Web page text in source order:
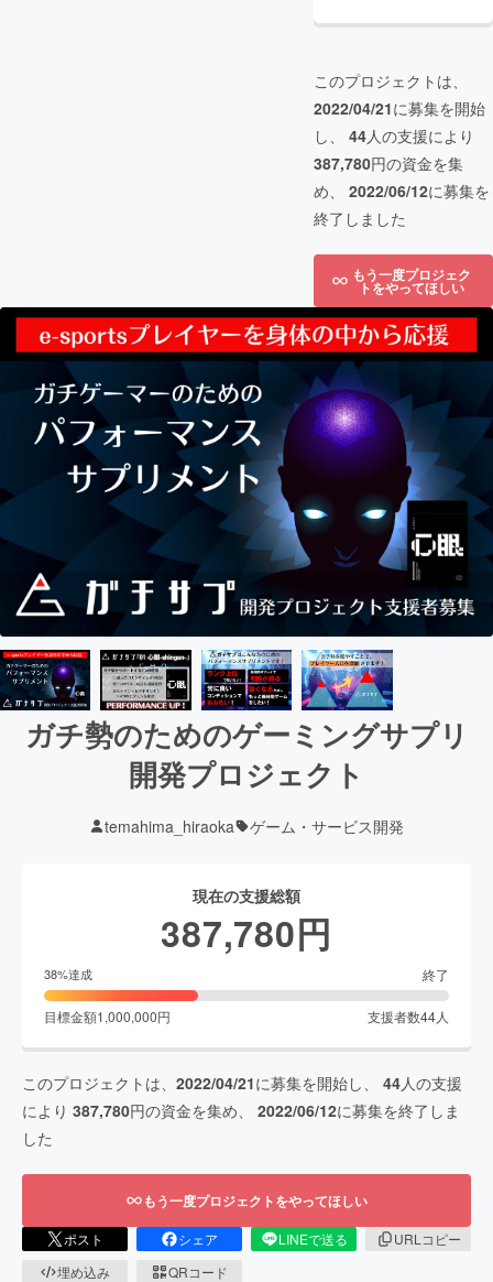
このプロジェクトは、
2022/04/21に募集を開始
し、 44人の支援により
387,780円の資金を集
め、 2022/06/12に募集を
終了しました
もう一度プロジェク
トをやってほしい
ガチ勢のためのゲーミングサプリ
開発プロジェクト
temahima_hiraoka ゲーム・サービス開発
現在の支援総額
387,780円
38%達成 終了
目標金額1,000,000円 支援者数44人
このプロジェクトは、 2022/04/21に募集を開始し、 44人の支援
により 387,780円の資金を集め、 2022/06/12に募集を終了しま
した
もう一度プロジェクトをやってほしい
ポスト シェア LINEで送る
URLコピー
埋め込み
QRコード